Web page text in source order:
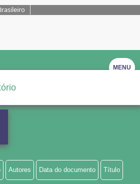
MENU
Autores Data do documento Título